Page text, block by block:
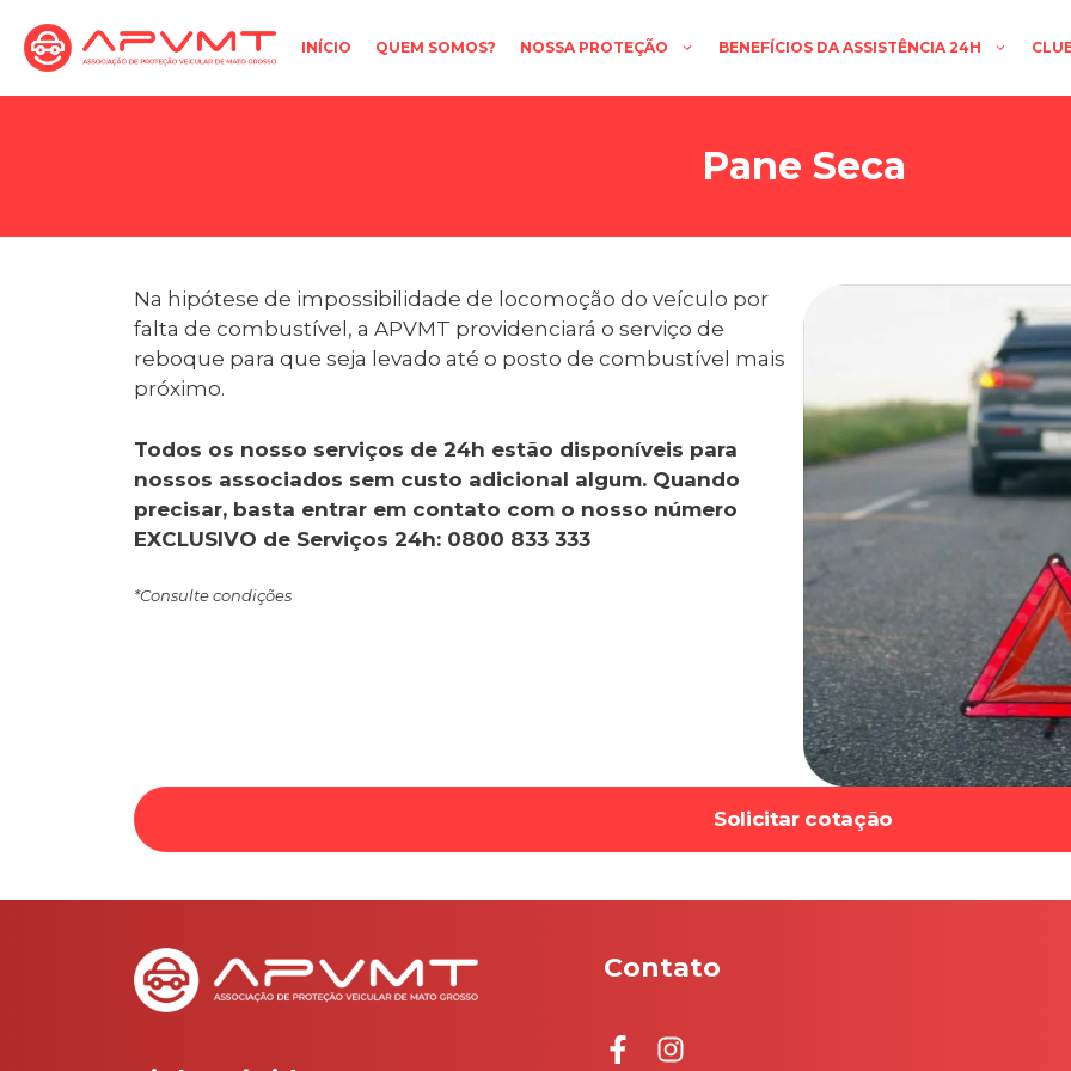
para
conteúdo
INÍCIO QUEM SOMOS? NOSSA PROTEÇÃO BENEFÍCIOS DA ASSISTÊNCIA 24H
Pane Seca
Na hipótese de impossibilidade de locomoção do veículo por
falta de combustível, a APVMT providenciará o serviço de
reboque para que seja levado até o posto de combustível mais
próximo.
Todos os nosso serviços de 24h estão disponíveis para
nossos associados sem custo adicional algum. Quando
precisar, basta entrar em contato com o nosso número
EXCLUSIVO de Serviços 24h: 0800 833 333
*Consulte condições
Solicitar cotação
Contato